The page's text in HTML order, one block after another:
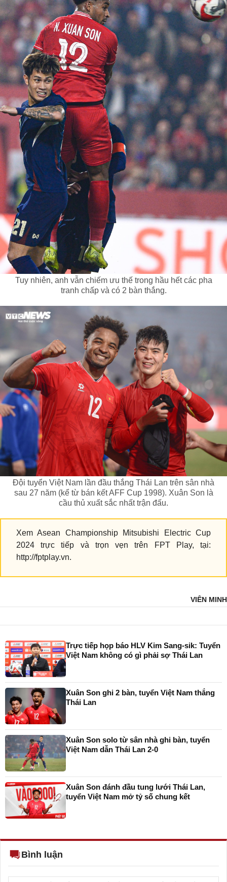
Tuy nhiên, anh vẫn chiếm ưu thế trong hầu hết các pha
tranh chấp và có 2 bàn thắng.
Đội tuyển Việt Nam lần đầu thắng Thái Lan trên sân nhà
sau 27 năm (kể từ bán kết AFF Cup 1998). Xuân Son là
cầu thủ xuất sắc nhất trận đấu.
Xem Asean Championship Mitsubishi Electric Cup
2024 trực tiếp và trọn vẹn trên FPT Play, tại:
http://fptplay.vn.
VIÊN MINH
Trực tiếp họp báo HLV Kim Sang-sik: Tuyển
Việt Nam không có gì phải sợ Thái Lan
Xuân Son ghi 2 bàn, tuyển Việt Nam thắng
Thái Lan
Xuân Son solo từ sân nhà ghi bàn, tuyển
Việt Nam dẫn Thái Lan 2-0
Xuân Son đánh đầu tung lưới Thái Lan,
tuyển Việt Nam mở tỷ số chung kết
Bình luận